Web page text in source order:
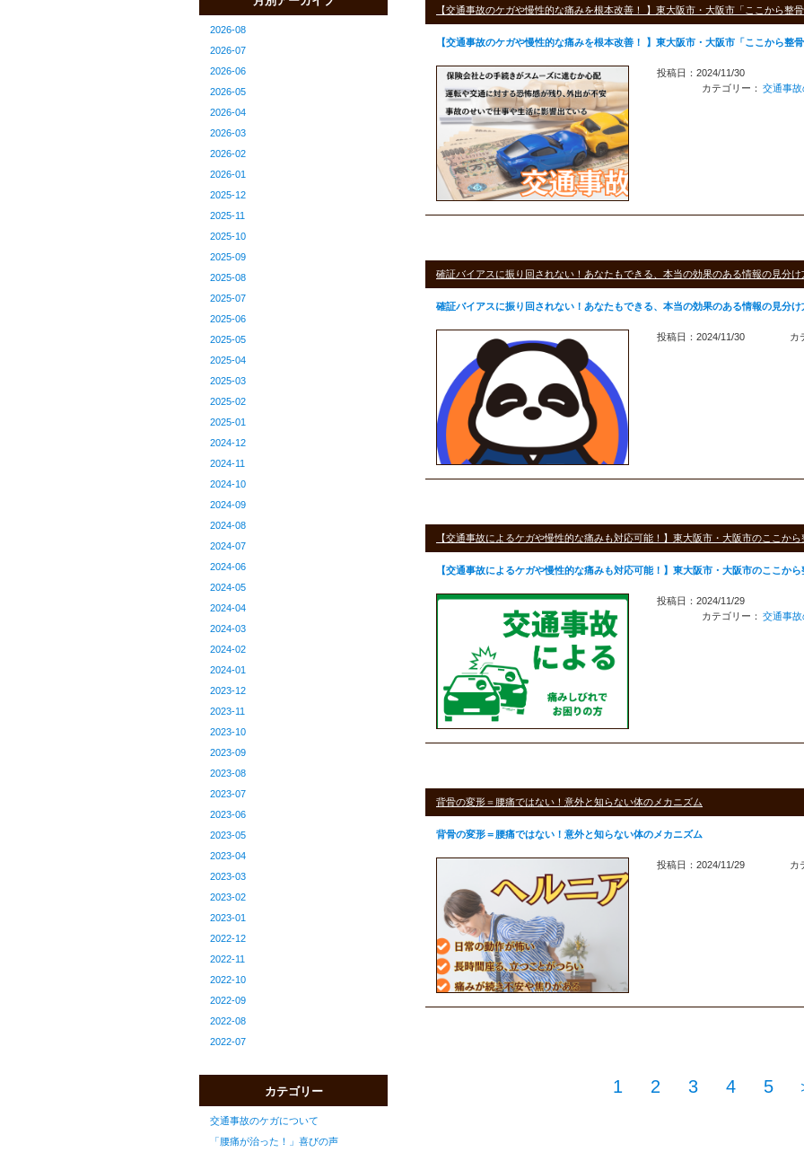
2026-08
2026-07
2026-06
2026-05
2026-04
2026-03
2026-02
2026-01
2025-12
2025-11
2025-10
2025-09
2025-08
2025-07
2025-06
2025-05
2025-04
2025-03
2025-02
2025-01
2024-12
2024-11
2024-10
2024-09
2024-08
2024-07
2024-06
2024-05
2024-04
2024-03
2024-02
2024-01
2023-12
2023-11
2023-10
2023-09
2023-08
2023-07
2023-06
2023-05
2023-04
2023-03
2023-02
2023-01
2022-12
2022-11
2022-10
2022-09
2022-08
2022-07
カテゴリー
交通事故のケガについて
「腰痛が治った！」喜びの声
【交通事故のケガや慢性的な痛みを根本改善！ 】東大阪市・大阪市「ここから整
【交通事故のケガや慢性的な痛みを根本改善！ 】東大阪市・大阪市「ここから整
投稿日：2024/11/30
カテゴリー： 交通事
確証バイアスに振り回されない！あなたもできる、本当の効果のある情報の見分け
確証バイアスに振り回されない！あなたもできる、本当の効果のある情報の見分け
投稿日：2024/11/30 カ
【交通事故によるケガや慢性的な痛みも対応可能！】東大阪市・大阪市のここか
【交通事故によるケガや慢性的な痛みも対応可能！】東大阪市・大阪市のここか
投稿日：2024/11/29
カテゴリー： 交通事
背骨の変形＝腰痛ではない！意外と知らない体のメカニズム
背骨の変形＝腰痛ではない！意外と知らない体のメカニズム
投稿日：2024/11/29 カ
1 2 3 4 5